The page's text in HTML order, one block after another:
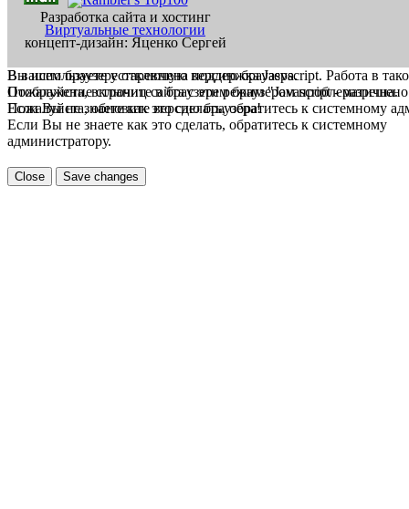
Разработка сайта и хостинг
Виртуальные технологии
концепт-дизайн: Яценко Сергей
В вашем браузере отключена поддержка Jasvscript. Работа в
Пожалуйста, включите в браузере режим "Javascript -
Если Вы не знаете как это сделать, обратитесь к системному
Вы используете устаревшую версию браузера.
Отображение страниц сайта с этим браузером проблематична.
Пожалуйста, обновите версию браузера!
Если Вы не знаете как это сделать, обратитесь к системному
администратору.
Close Save changes